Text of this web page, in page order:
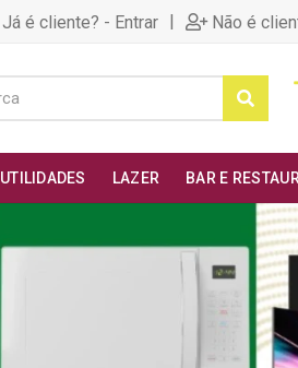
Já é cliente? - Entrar | Não é
UTILIDADES LAZER BAR E